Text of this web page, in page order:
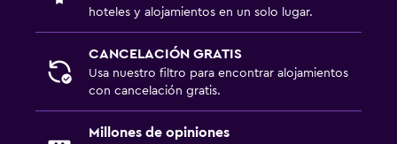
Armario o clóset
Terraza/patio
Jardín
hoteles y alojamientos en un solo lugar.
CANCELACIÓN GRATIS
Usa nuestro filtro para encontrar alojamientos
con cancelación gratis.
Millones de opiniones